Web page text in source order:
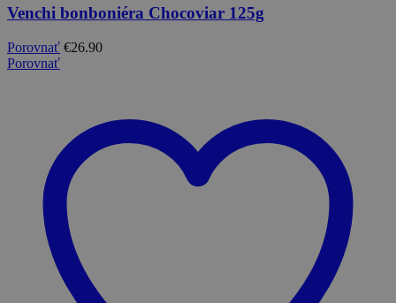
Venchi bonboniéra Chocoviar 125g
Porovnať €26.90
Porovnať